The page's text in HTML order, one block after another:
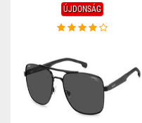
ÚJDONSÁG